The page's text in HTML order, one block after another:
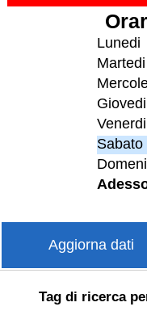
Lunedi
Martedi
Giovedi
Venerdi
Sabato
Aggiorna dati
Tag di ricerca